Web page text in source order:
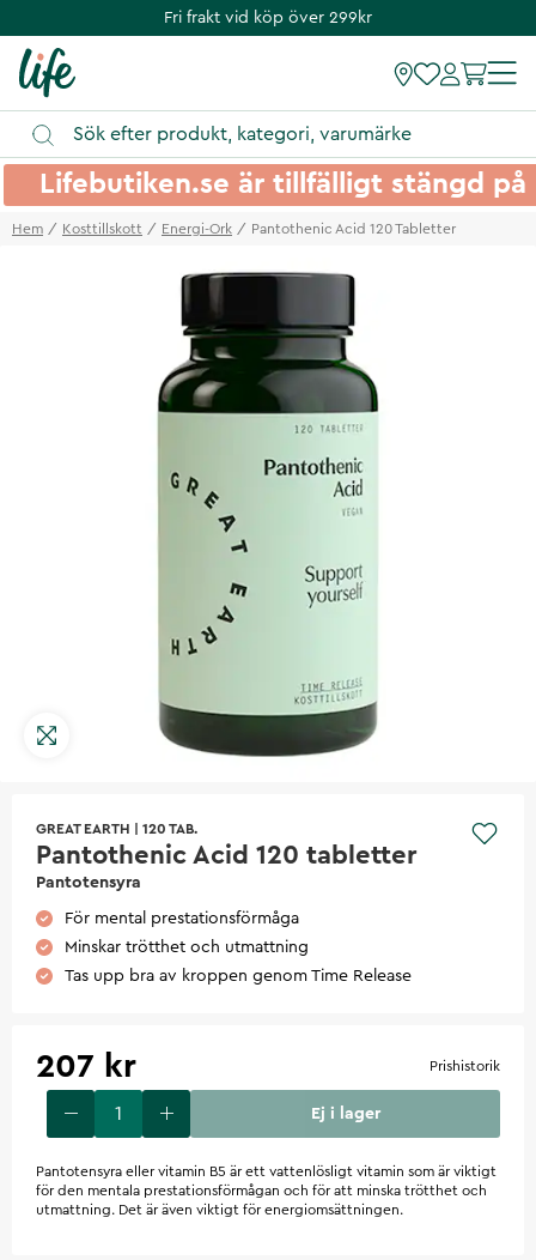
Fri frakt vid köp över 299kr
Lifebutiken.se är tillfälligt stängd
Hem Kosttillskott Energi-Ork Pantothenic Acid 120 Tabletter
GREAT EARTH 120 TAB.
Pantothenic Acid 120 tabletter
Pantotensyra
För mental prestationsförmåga
Minskar trötthet och utmattning
Tas upp bra av kroppen genom Time Release
207 kr Prishistorik
Ej i lager
Pantotensyra eller vitamin B5 är ett vattenlösligt vitamin som är viktigt
för den mentala prestationsförmågan och för att minska trötthet och
utmattning. Det är även viktigt för energiomsättningen.